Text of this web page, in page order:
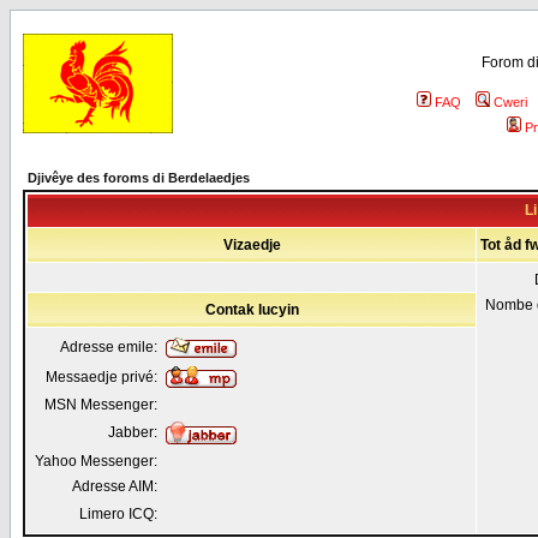
Forom
FAQ
Cweri
Djivêye des foroms di Berdelaedjes
Vizaedje Tot åd
Contak lucyin
Adresse emile:
Messaedje privé:
MSN Messenger:
Jabber:
Yahoo Messenger:
Adresse AIM:
Limero ICQ: